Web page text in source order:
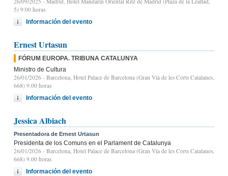
5) 9:00 horas
Información del evento
Ernest Urtasun
FÓRUM EUROPA. TRIBUNA CATALUNYA
Ministro de Cultura
26/01/2026 - Barcelona, Hotel Palace de Barcelona (Gran Vía de les Corts Catalanes,
668) 9.00 horas
Información del evento
Jessica Albiach
Presentadora de Ernest Urtasun
Presidenta de los Comuns en el Parlament de Catalunya
26/01/2026 - Barcelona, Hotel Palace de Barcelona (Gran Vía de les Corts Catalanes,
668) 9.00 horas
Información del evento